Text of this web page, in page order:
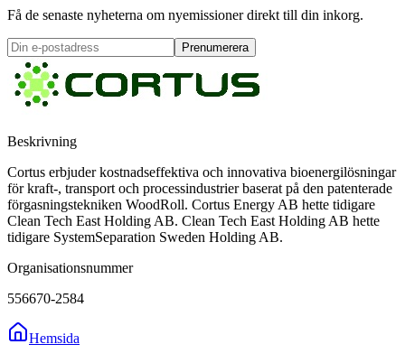
Få de senaste nyheterna om nyemissioner direkt till din inkorg.
Prenumerera
Beskrivning
Cortus erbjuder kostnadseffektiva och innovativa bioenergilösningar
för kraft-, transport och processindustrier baserat på den patenterade
förgasningstekniken WoodRoll. Cortus Energy AB hette tidigare
Clean Tech East Holding AB. Clean Tech East Holding AB hette
tidigare SystemSeparation Sweden Holding AB.
Organisationsnummer
556670-2584
Hemsida